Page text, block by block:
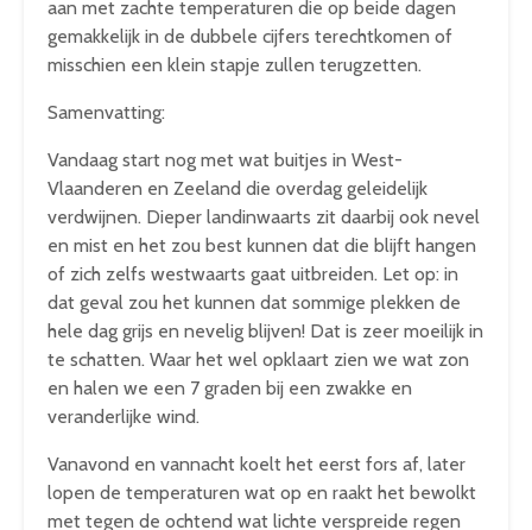
aan met zachte temperaturen die op beide dagen
gemakkelijk in de dubbele cijfers terechtkomen of
misschien een klein stapje zullen terugzetten.
Samenvatting:
Vandaag start nog met wat buitjes in West-
Vlaanderen en Zeeland die overdag geleidelijk
verdwijnen. Dieper landinwaarts zit daarbij ook nevel
en mist en het zou best kunnen dat die blijft hangen
of zich zelfs westwaarts gaat uitbreiden. Let op: in
dat geval zou het kunnen dat sommige plekken de
hele dag grijs en nevelig blijven! Dat is zeer moeilijk in
te schatten. Waar het wel opklaart zien we wat zon
en halen we een 7 graden bij een zwakke en
veranderlijke wind.
Vanavond en vannacht koelt het eerst fors af, later
lopen de temperaturen wat op en raakt het bewolkt
met tegen de ochtend wat lichte verspreide regen